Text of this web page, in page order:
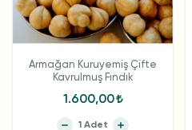
Armağan Kuruyemiş Çifte
Kavrulmuş Fındık
1.600,00